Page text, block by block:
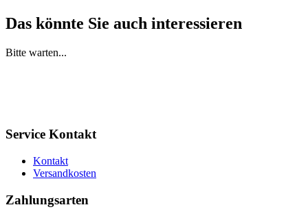
Das könnte Sie auch interessieren
Bitte warten...
Service Kontakt
Kontakt
Versandkosten
Zahlungsarten